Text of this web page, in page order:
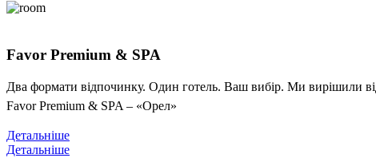
Favor Premium & SPA
Два формати відпочинку. Один готель. Ваш вибір. Ми вирішили
Favor Premium & SPA – «Орел»
Детальніше
Детальніше